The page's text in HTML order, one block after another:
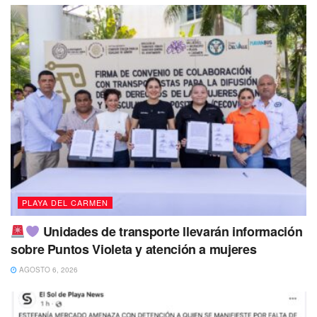
Conscientes de que deben volver a las aulas, los padres
de familia y el personal docente viven el apoyo a las
autoridades correspondientes para mantener vigilancia en
la zona y evitar así alguna tragedia.
Tags: Amenaza escuela Solidaridad
PLAYA DEL CARMEN
Unidades de transporte llevarán información
sobre Puntos Violeta y atención a mujeres
AGOSTO 6, 2026